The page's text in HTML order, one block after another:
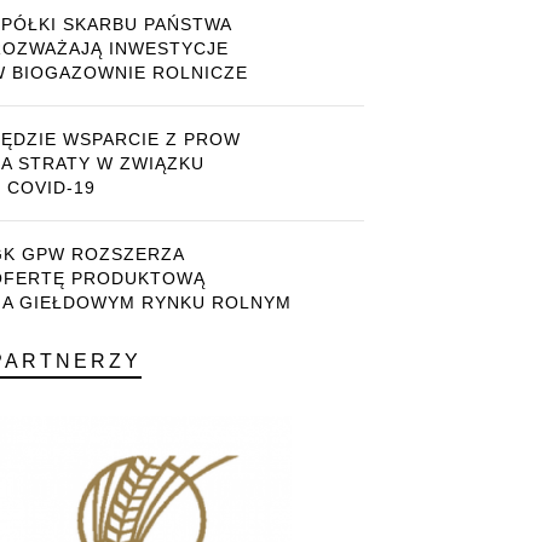
SKARBU PAŃSTWA
INWESTYCJE
BIOGAZOWNIE ROLNICZE
WSPARCIE Z PROW
STRATY W ZWIĄZKU
COVID-19
GPW ROZSZERZA
PRODUKTOWĄ
GIEŁDOWYM RYNKU ROLNYM